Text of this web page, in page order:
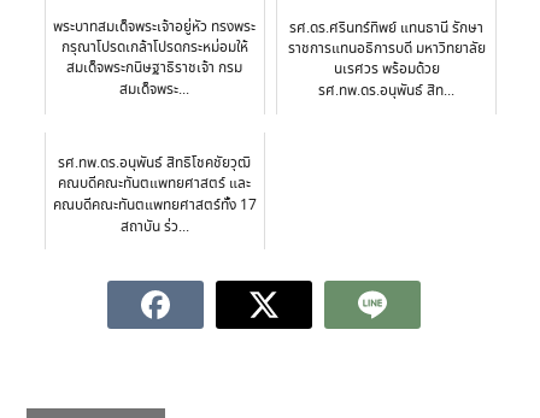
พระบาทสมเด็จพระเจ้าอยู่หัว ทรงพระ
กรุณาโปรดเกล้าโปรดกระหม่อมให้
สมเด็จพระกนิษฐาธิราชเจ้า กรม
สมเด็จพระ...
รศ.ดร.ศรินทร์ทิพย์ แทนธานี รักษา
ราชการแทนอธิการบดี มหาวิทยาลัย
นเรศวร พร้อมด้วย
รศ.ทพ.ดร.อนุพันธ์ สิท...
รศ.ทพ.ดร.อนุพันธ์ สิทธิโชคชัยวุฒิ
คณบดีคณะทันตแพทยศาสตร์ และ
คณบดีคณะทันตแพทยศาสตร์ทั้ง 17
สถาบัน ร่ว...